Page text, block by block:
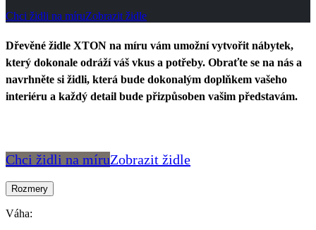
Chci židli na míruZobrazit židle
Dřevěné židle XTON na míru vám umožní vytvořit nábytek,
který dokonale odráží váš vkus a potřeby. Obraťte se na nás a
navrhněte si židli, která bude dokonalým doplňkem vašeho
interiéru a každý detail bude přizpůsoben vašim představám.
Chci židli na míruZobrazit židle
Rozmery
Váha: